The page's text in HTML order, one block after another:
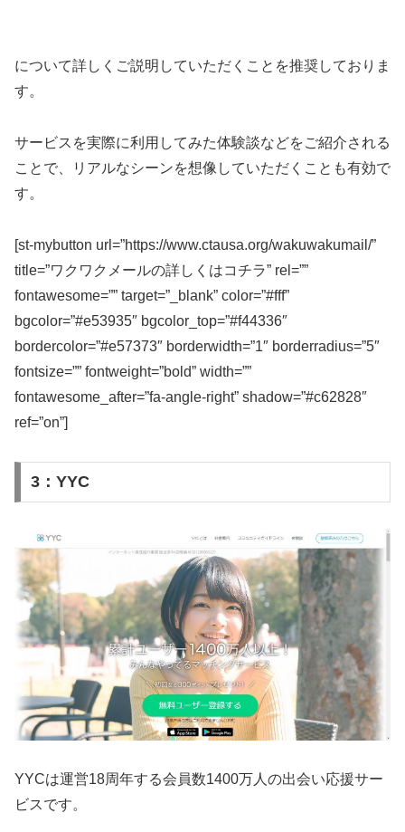
について詳しくご説明していただくことを推奨しておりま
す。
サービスを実際に利用してみた体験談などをご紹介される
ことで、リアルなシーンを想像していただくことも有効で
す。
[st-mybutton url=”https://www.ctausa.org/wakuwakumail/”
title=”ワクワクメールの詳しくはコチラ” rel=””
fontawesome=”” target=”_blank” color=”#fff”
bgcolor=”#e53935″ bgcolor_top=”#f44336″
bordercolor=”#e57373″ borderwidth=”1″ borderradius=”5″
fontsize=”” fontweight=”bold” width=””
fontawesome_after=”fa-angle-right” shadow=”#c62828″
ref=”on”]
3：YYC
YYCは運営18周年する会員数1400万人の出会い応援サー
ビスです。